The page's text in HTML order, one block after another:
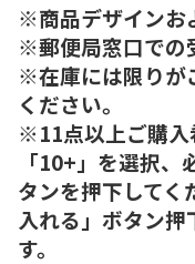
※商品デザインお
※郵便局窓口での
※在庫には限りが
ください。
※11点以上ご購入
「10+」を選択
タンを押下してく
入れる」ボタン
す。